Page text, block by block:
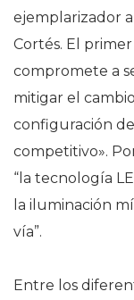
ejemplarizador
Cortés. El
compromete a
mitigar el
configuración
competitivo».
“la tecnología
la iluminación
vía”.
Entre los